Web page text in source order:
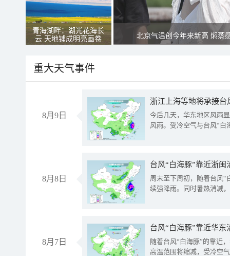
青海湖畔：湖光花海长
云 天地铺成明亮画卷
北京气温创今年来新高 焖蒸
重大天气事件
8月9日
浙江上海等地将承接台
今后几天，华东地区风雨
风雨。受冷空气与台风“白
8月8日
台风“白海豚”靠近浙
周末至下周初，随着台风“
续强降雨。同时暑热消减
8月7日
台风“白海豚”靠近华
随着台风“白海豚”的靠近
高温范围将缩减，受冷空